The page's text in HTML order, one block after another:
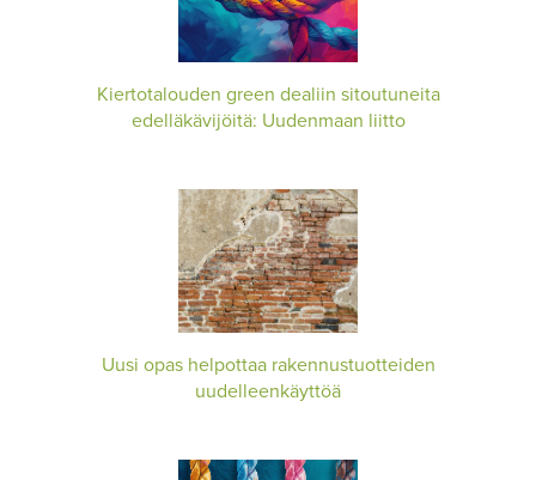
Kiertotalouden green dealiin sitoutuneita
edelläkävijöitä: Uudenmaan liitto
Uusi opas helpottaa rakennustuotteiden
uudelleenkäyttöä